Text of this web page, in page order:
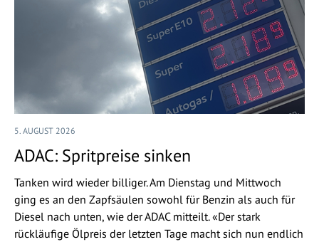
5. AUGUST 2026
ADAC: Spritpreise sinken
Tanken wird wieder billiger. Am Dienstag und Mittwoch
ging es an den Zapfsäulen sowohl für Benzin als auch für
Diesel nach unten, wie der ADAC mitteilt. «Der stark
rückläufige Ölpreis der letzten Tage macht sich nun endlich